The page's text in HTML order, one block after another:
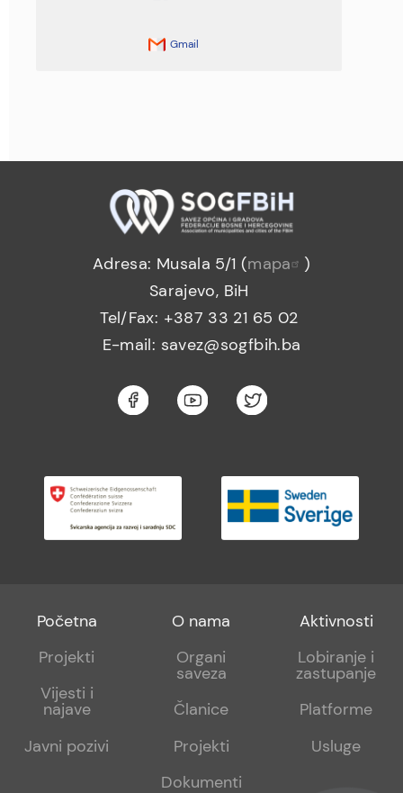
Gmail
Adresa: Musala 5/1 (mapa
)
Sarajevo, BiH
Tel/Fax: +387 33 21 65 02
E-mail: savez@sogfbih.ba
Footer
menu
Početna
Projekti
Vijesti i
najave
Javni pozivi
Footer
sub
O nama
Organi
saveza
Članice
Projekti
Dokumenti
Footer
sub
Aktivnosti
Lobiranje i
zastupanje
Platforme
Usluge